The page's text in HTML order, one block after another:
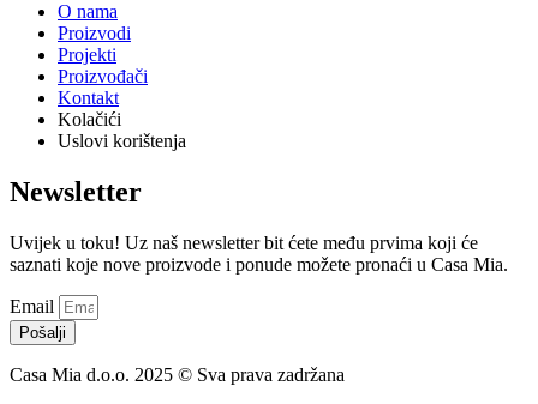
O nama
Proizvodi
Projekti
Proizvođači
Kontakt
Kolačići
Uslovi korištenja
Newsletter
Uvijek u toku! Uz naš newsletter bit ćete među prvima koji će
saznati koje nove proizvode i ponude možete pronaći u Casa Mia.
Email
Pošalji
Casa Mia d.o.o. 2025 © Sva prava zadržana